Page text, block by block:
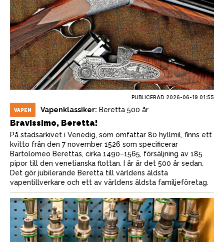
PUBLICERAD 2026-06-19 01:55
VAPEN Vapenklassiker: Beretta 500 år
Bravissimo, Beretta!
På stadsarkivet i Venedig, som omfattar 80 hyllmil, finns ett
kvitto från den 7 november 1526 som specificerar
Bartolomeo Berettas, cirka 1490–1565, försäljning av 185
pipor till den venetianska flottan. I år är det 500 år sedan.
Det gör jubilerande Beretta till världens äldsta
vapentillverkare och ett av världens äldsta familjeföretag.